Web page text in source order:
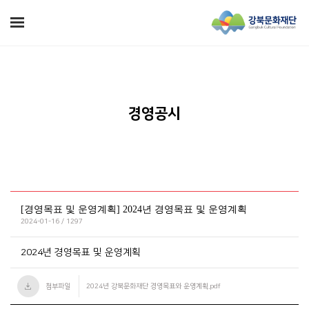
경영공시
[경영목표 및 운영계획] 2024년 경영목표 및 운영계획
2024-01-16 / 1297
2024년 경영목표 및 운영계획
첨부파일 2024년 강북문화재단 경영목표와 운영계획.pdf